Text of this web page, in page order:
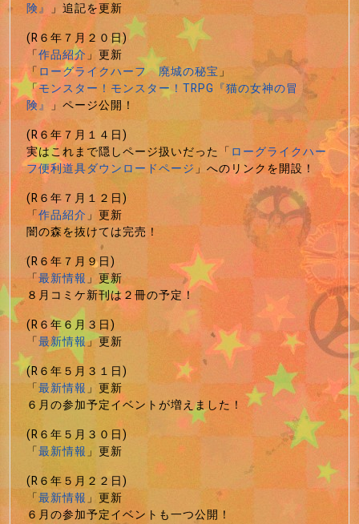
険』 」追記を更新
(R６年７月２０日)
「作品紹介」更新
「ローグライクハーフ 廃城の秘宝」
「モンスター！モンスター！TRPG『猫の女神の冒
険』 」ページ公開！
(R６年７月１４日)
実はこれまで隠しページ扱いだった「ローグライクハー
フ便利道具ダウンロードページ」へのリンクを開設！
(R６年７月１２日)
「作品紹介」更新
闇の森を抜けては完売！
(R６年７月９日)
「最新情報」更新
８月コミケ新刊は２冊の予定！
(R６年６月３日)
「最新情報」更新
(R６年５月３１日)
「最新情報」更新
６月の参加予定イベントが増えました！
(R６年５月３０日)
「最新情報」更新
(R６年５月２２日)
「最新情報」更新
６月の参加予定イベントも一つ公開！